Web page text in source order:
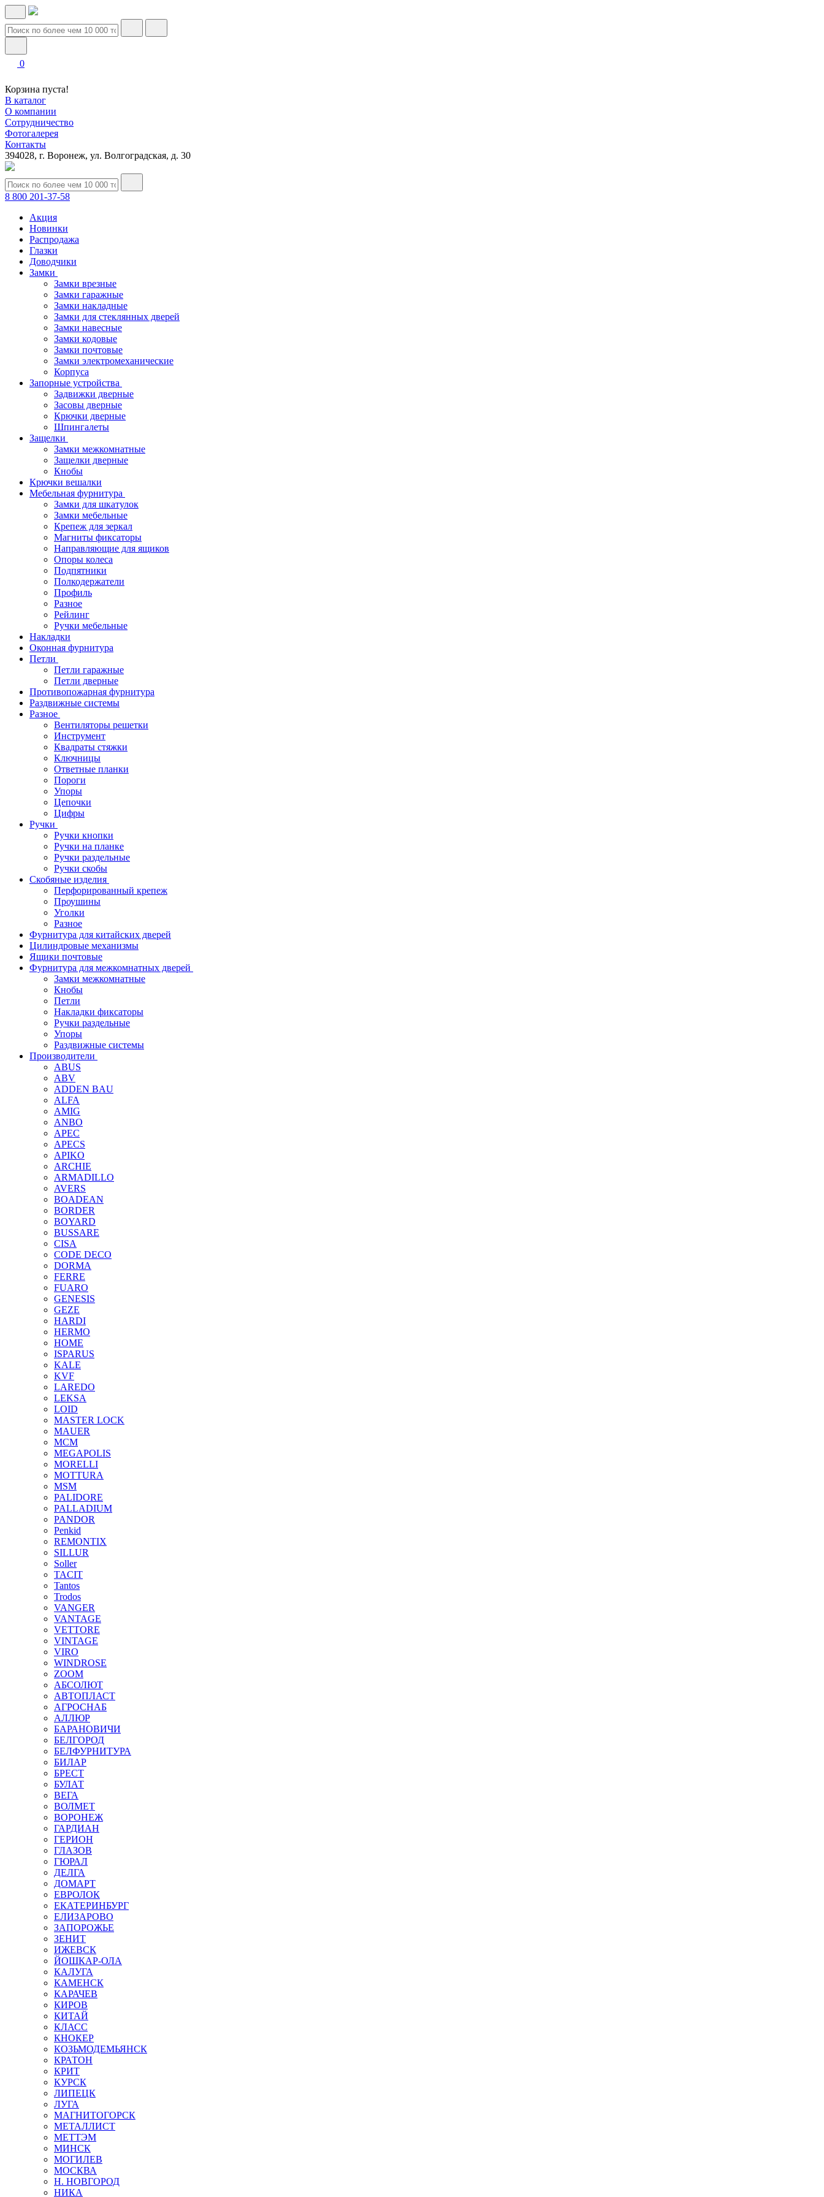
0
Корзина пуста!
В каталог
О компании
Сотрудничество
Фотогалерея
Контакты
394028, г. Воронеж, ул. Волгоградская, д. 30
8 800 201-37-58
Акция
Новинки
Распродажа
Глазки
Доводчики
Замки
Замки врезные
Замки гаражные
Замки накладные
Замки для стеклянных дверей
Замки навесные
Замки кодовые
Замки почтовые
Замки электромеханические
Корпуса
Запорные устройства
Задвижки дверные
Засовы дверные
Крючки дверные
Шпингалеты
Защелки
Замки межкомнатные
Защелки дверные
Кнобы
Крючки вешалки
Мебельная фурнитура
Замки для шкатулок
Замки мебельные
Крепеж для зеркал
Магниты фиксаторы
Направляющие для ящиков
Опоры колеса
Подпятники
Полкодержатели
Профиль
Разное
Рейлинг
Ручки мебельные
Накладки
Оконная фурнитура
Петли
Петли гаражные
Петли дверные
Противопожарная фурнитура
Раздвижные системы
Разное
Вентиляторы решетки
Инструмент
Квадраты стяжки
Ключницы
Ответные планки
Пороги
Упоры
Цепочки
Цифры
Ручки
Ручки кнопки
Ручки на планке
Ручки раздельные
Ручки скобы
Скобяные изделия
Перфорированный крепеж
Проушины
Уголки
Разное
Фурнитура для китайских дверей
Цилиндровые механизмы
Ящики почтовые
Фурнитура для межкомнатных дверей
Замки межкомнатные
Кнобы
Петли
Накладки фиксаторы
Ручки раздельные
Упоры
Раздвижные системы
Производители
ABUS
ABV
ADDEN BAU
ALFA
AMIG
ANBO
APEC
APECS
APIKO
ARCHIE
ARMADILLO
AVERS
BOADEAN
BORDER
BOYARD
BUSSARE
CISA
CODE DECO
DORMA
FERRE
FUARO
GENESIS
GEZE
HARDI
HERMO
HOMЕ
ISPARUS
KALE
KVF
LAREDO
LEKSA
LOID
MASTER LOCK
MAUER
MCM
MEGAPOLIS
MORELLI
MOTTURA
MSM
PALIDORE
PALLADIUM
PANDOR
Penkid
REMONTIX
SILLUR
Soller
TACIT
Tantos
Trodos
VANGER
VANTAGE
VETTORE
VINTAGE
VIRO
WINDROSE
ZOOM
АБСОЛЮТ
АВТОПЛАСТ
АГРОСНАБ
АЛЛЮР
БАРАНОВИЧИ
БЕЛГОРОД
БЕЛФУРНИТУРА
БИЛАР
БРЕСТ
БУЛАТ
ВЕГА
ВОЛМЕТ
ВОРОНЕЖ
ГАРДИАН
ГЕРИОН
ГЛАЗОВ
ГЮРАЛ
ДЕЛГА
ДОМАРТ
ЕВРОЛОК
ЕКАТЕРИНБУРГ
ЕЛИЗАРОВО
ЗАПОРОЖЬЕ
ЗЕНИТ
ИЖЕВСК
ЙОШКАР-ОЛА
КАЛУГА
КАМЕНСК
КАРАЧЕВ
КИРОВ
КИТАЙ
КЛАСС
КНОКЕР
КОЗЬМОДЕМЬЯНСК
КРАТОН
КРИТ
КУРСК
ЛИПЕЦК
ЛУГА
МАГНИТОГОРСК
МЕТАЛЛИСТ
МЕТТЭМ
МИНСК
МОГИЛЕВ
МОСКВА
Н. НОВГОРОД
НИКА